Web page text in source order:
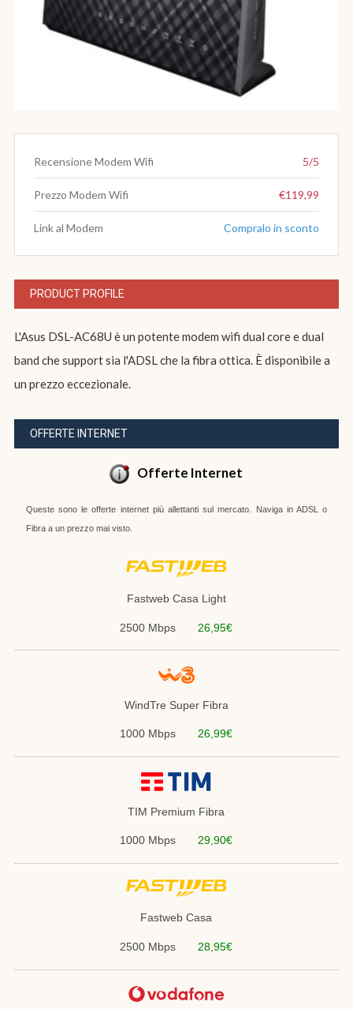
Recensione Modem Wifi 5/5
Prezzo Modem Wifi €119,99
Link al Modem Compralo in sconto
PRODUCT PROFILE
L'Asus DSL-AC68U è un potente modem wifi dual core e dual
band che support sia l'ADSL che la fibra ottica. È disponibile a
un prezzo eccezionale.
OFFERTE INTERNET
Offerte Internet
Queste sono le offerte internet più allettanti sul mercato. Naviga in ADSL o
Fibra a un prezzo mai visto.
Fastweb Casa Light
2500 Mbps 26,95€
WindTre Super Fibra
1000 Mbps 26,99€
TIM Premium Fibra
1000 Mbps 29,90€
Fastweb Casa
2500 Mbps 28,95€